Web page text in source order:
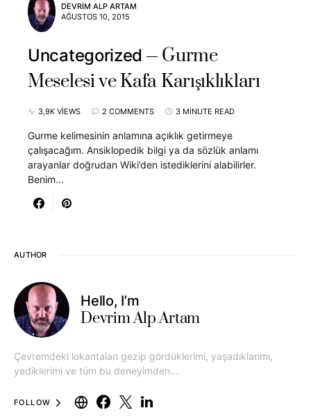
DEVRIM ALP ARTAM
AĞUSTOS 10, 2015
Uncategorized
Gurme
Meselesi ve Kafa Karışıklıkları
3,9K VIEWS 2 COMMENTS 3 MINUTE READ
Gurme kelimesinin anlamına açıklık getirmeye
çalışacağım. Ansiklopedik bilgi ya da sözlük anlamı
arayanlar doğrudan Wiki’den istediklerini alabilirler.
Benim…
AUTHOR
Hello, I’m
Devrim Alp Artam
Çevremdeki lokantaları gezip gördüklerimi, yaşadıklarımı,
yediklerimi ve tüm bu deneyimden…
FOLLOW